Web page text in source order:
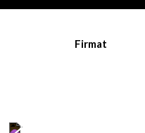
Firmat
-